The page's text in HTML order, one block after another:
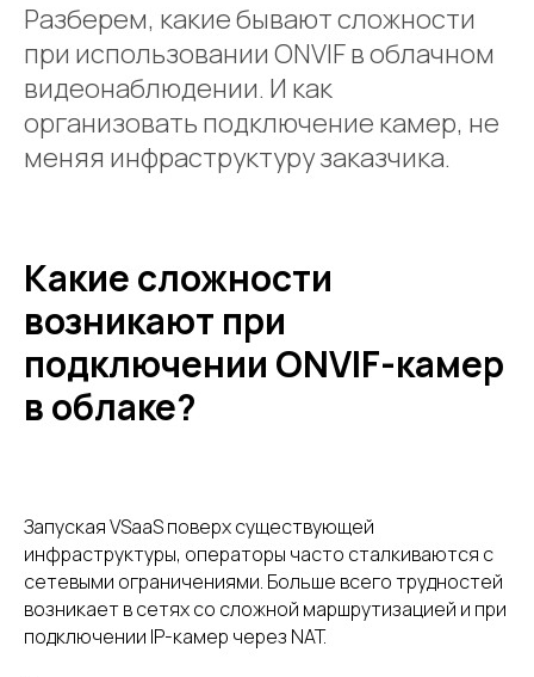
Разберем, какие бывают сложности
при использовании ONVIF в облачном
видеонаблюдении. И как
организовать подключение камер, не
меняя инфраструктуру заказчика.
Какие сложности
возникают при
подключении ONVIF-камер
в облаке?
Запуская VSaaS поверх существующей
инфраструктуры, операторы часто сталкиваются с
сетевыми ограничениями. Больше всего трудностей
возникает в сетях со сложной маршрутизацией и при
подключении IP-камер через NAT.